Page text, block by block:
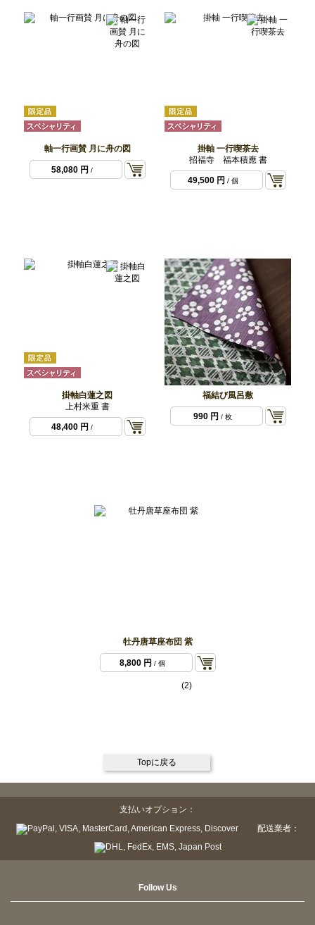
軸一行画賛 月に舟の図
58,080 円 /
掛軸 一行喫茶去
招福寺 福本積應 書
49,500 円 / 個
掛軸白蓮之図
上村米重 書
48,400 円 /
福結び風呂敷
990 円 / 枚
牡丹唐草座布団 紫
8,800 円 / 個
(2)
Topに戻る
支払いオプション：
配送業者：
Follow Us